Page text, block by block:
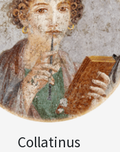
Collatinus